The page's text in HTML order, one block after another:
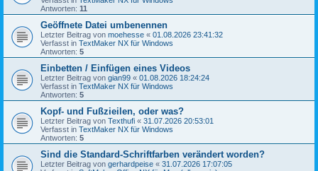
Antworten: 11
Geöffnete Datei umbenennen
Letzter Beitrag von moehesse « 01.08.2026 23:41:32
Verfasst in TextMaker NX für Windows
Antworten: 5
Einbetten / Einfügen eines Videos
Letzter Beitrag von gian99 « 01.08.2026 18:24:24
Verfasst in TextMaker NX für Windows
Antworten: 5
Kopf- und Fußzieilen, oder was?
Letzter Beitrag von Texthufi « 31.07.2026 20:53:01
Verfasst in TextMaker NX für Windows
Antworten: 5
Sind die Standard-Schriftfarben verändert worden?
Letzter Beitrag von gerhardpeise « 31.07.2026 17:07:05